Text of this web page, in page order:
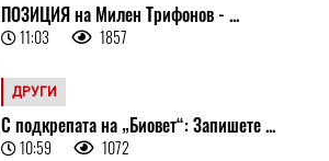
ПОЗИЦИЯ на Милен Трифонов - ...
11:03 1857
ДРУГИ
С подкрепата на „Биовет“: Запишете ...
10:59 1072